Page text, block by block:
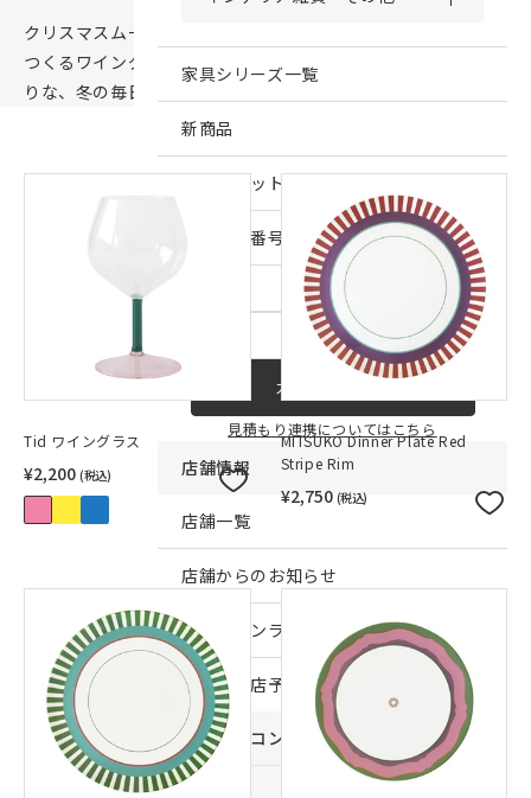
家具シリーズ一覧
新商品
アウトレット商品
見積もり番号から注文する
カートに入れる
見積もり連携についてはこちら
店舗情報
店舗一覧
店舗からのお知らせ
予約｜オンライン接客予約
予約｜来店予約
おすすめコンテンツ
クリスマスムードを盛り上げるオーナメント、
つくるワイングラスやフラワーベースなど。
りな、冬の毎日を彩るアイテムを集めました。
Tid ワイングラス
¥2,200 (税込)
MITSUKO Dinner Plate Red
Stripe Rim
¥2,750 (税込)